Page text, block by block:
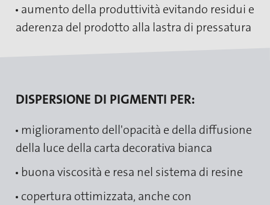
aumento della produttività evitando residui e
aderenza del prodotto alla lastra di pressatura
DISPERSIONE DI PIGMENTI PER:
miglioramento dell'opacità e della diffusione
della luce della carta decorativa bianca
buona viscosità e resa nel sistema di resine
copertura ottimizzata, anche con